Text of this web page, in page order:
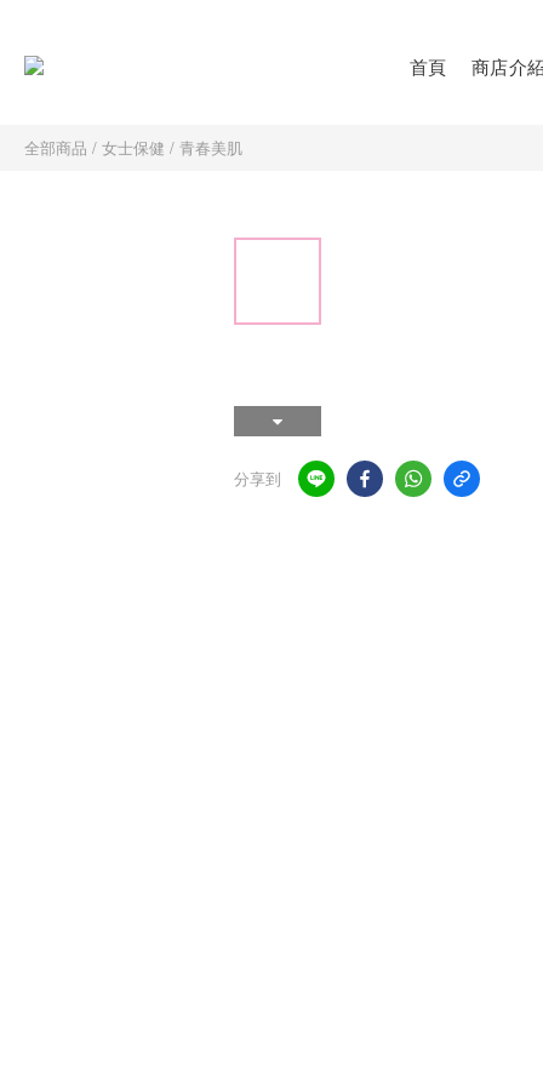
首頁 商店介
全部商品 / 女士保健 / 青春美肌
分享到